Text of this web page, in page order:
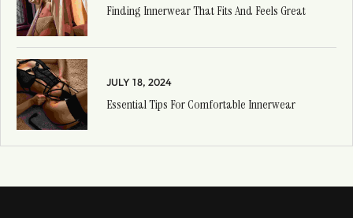
Finding Innerwear That Fits And Feels Great
JULY 18, 2024
Essential Tips For Comfortable Innerwear